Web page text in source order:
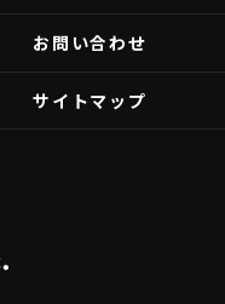
お問い合わせ
サイトマップ